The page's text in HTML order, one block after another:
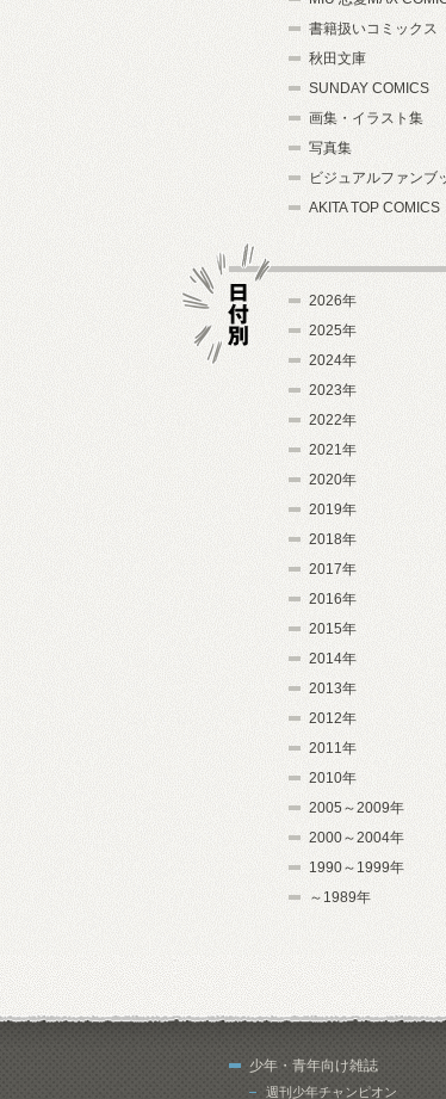
書籍扱いコミックス
秋田文庫
SUNDAY COMICS
画集・イラスト集
写真集
ビジュアルファンブ
AKITA TOP COMICS
2026年
2025年
2024年
2023年
2022年
2021年
2020年
2019年
2018年
2017年
2016年
2015年
2014年
2013年
2012年
2011年
2010年
2005～2009年
2000～2004年
1990～1999年
～1989年
少年・青年向け雑誌
週刊少年チャンピオン